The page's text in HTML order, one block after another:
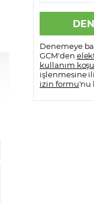
Barclays
Bayer
BNP
Denemeye
GCM'den
kullanım
işlenmesine
izin formu'nu